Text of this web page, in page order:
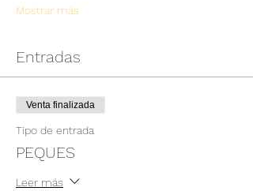
Mostrar más
Entradas
Venta finalizada
Tipo de entrada
PEQUES
Leer más